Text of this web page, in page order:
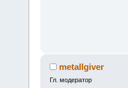
metallgiver
Гл. модератор